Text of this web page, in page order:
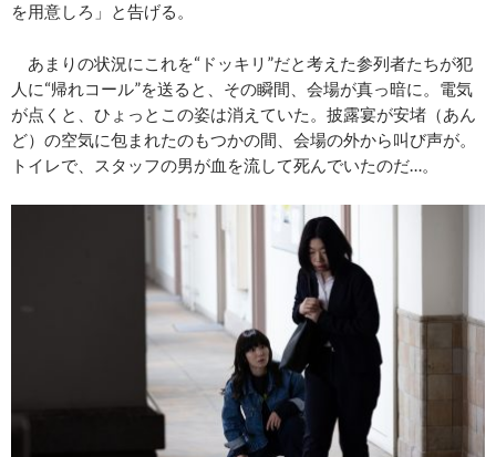
を用意しろ」と告げる。
あまりの状況にこれを“ドッキリ”だと考えた参列者たちが犯
人に“帰れコール”を送ると、その瞬間、会場が真っ暗に。電気
が点くと、ひょっとこの姿は消えていた。披露宴が安堵（あん
ど）の空気に包まれたのもつかの間、会場の外から叫び声が。
トイレで、スタッフの男が血を流して死んでいたのだ…。